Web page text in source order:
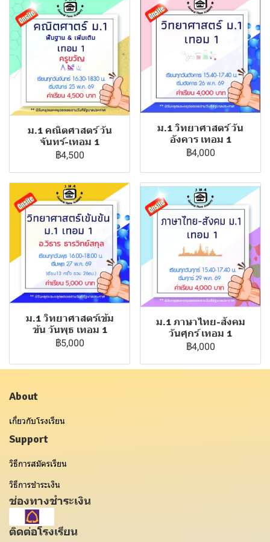
ม.1 คณิตศาสตร์ วัน
จันทร์-เทอม 1
฿4,500
ม.1 วิทยาศาสตร์ วัน
อังคาร เทอม 1
฿4,000
ม.1 วิทยาศาสตร์เข้ม
ข้น วันพุธ เทอม 1
฿5,000
ม.1 ภาษาไทย-สังคม
วันศุกร์ เทอม 1
฿4,000
About
เกี่ยวกับโรงเรียน
Support
วิธีการสมัครเรียน
วิธีการชำระเงิน
ช่องทางชำระเงิน
ติดต่อโรงเรียน